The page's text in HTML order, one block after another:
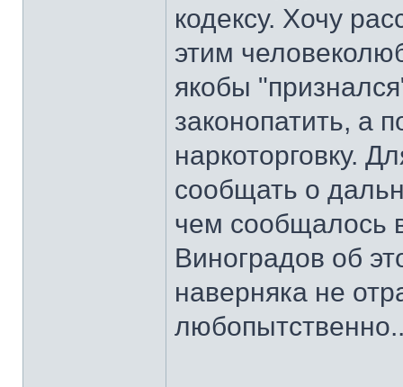
кодексу. Хочу
этим
якобы
законопатить, а
наркоторговку.
сообщать о
чем сообщалось
Виноградов об
наверняка не